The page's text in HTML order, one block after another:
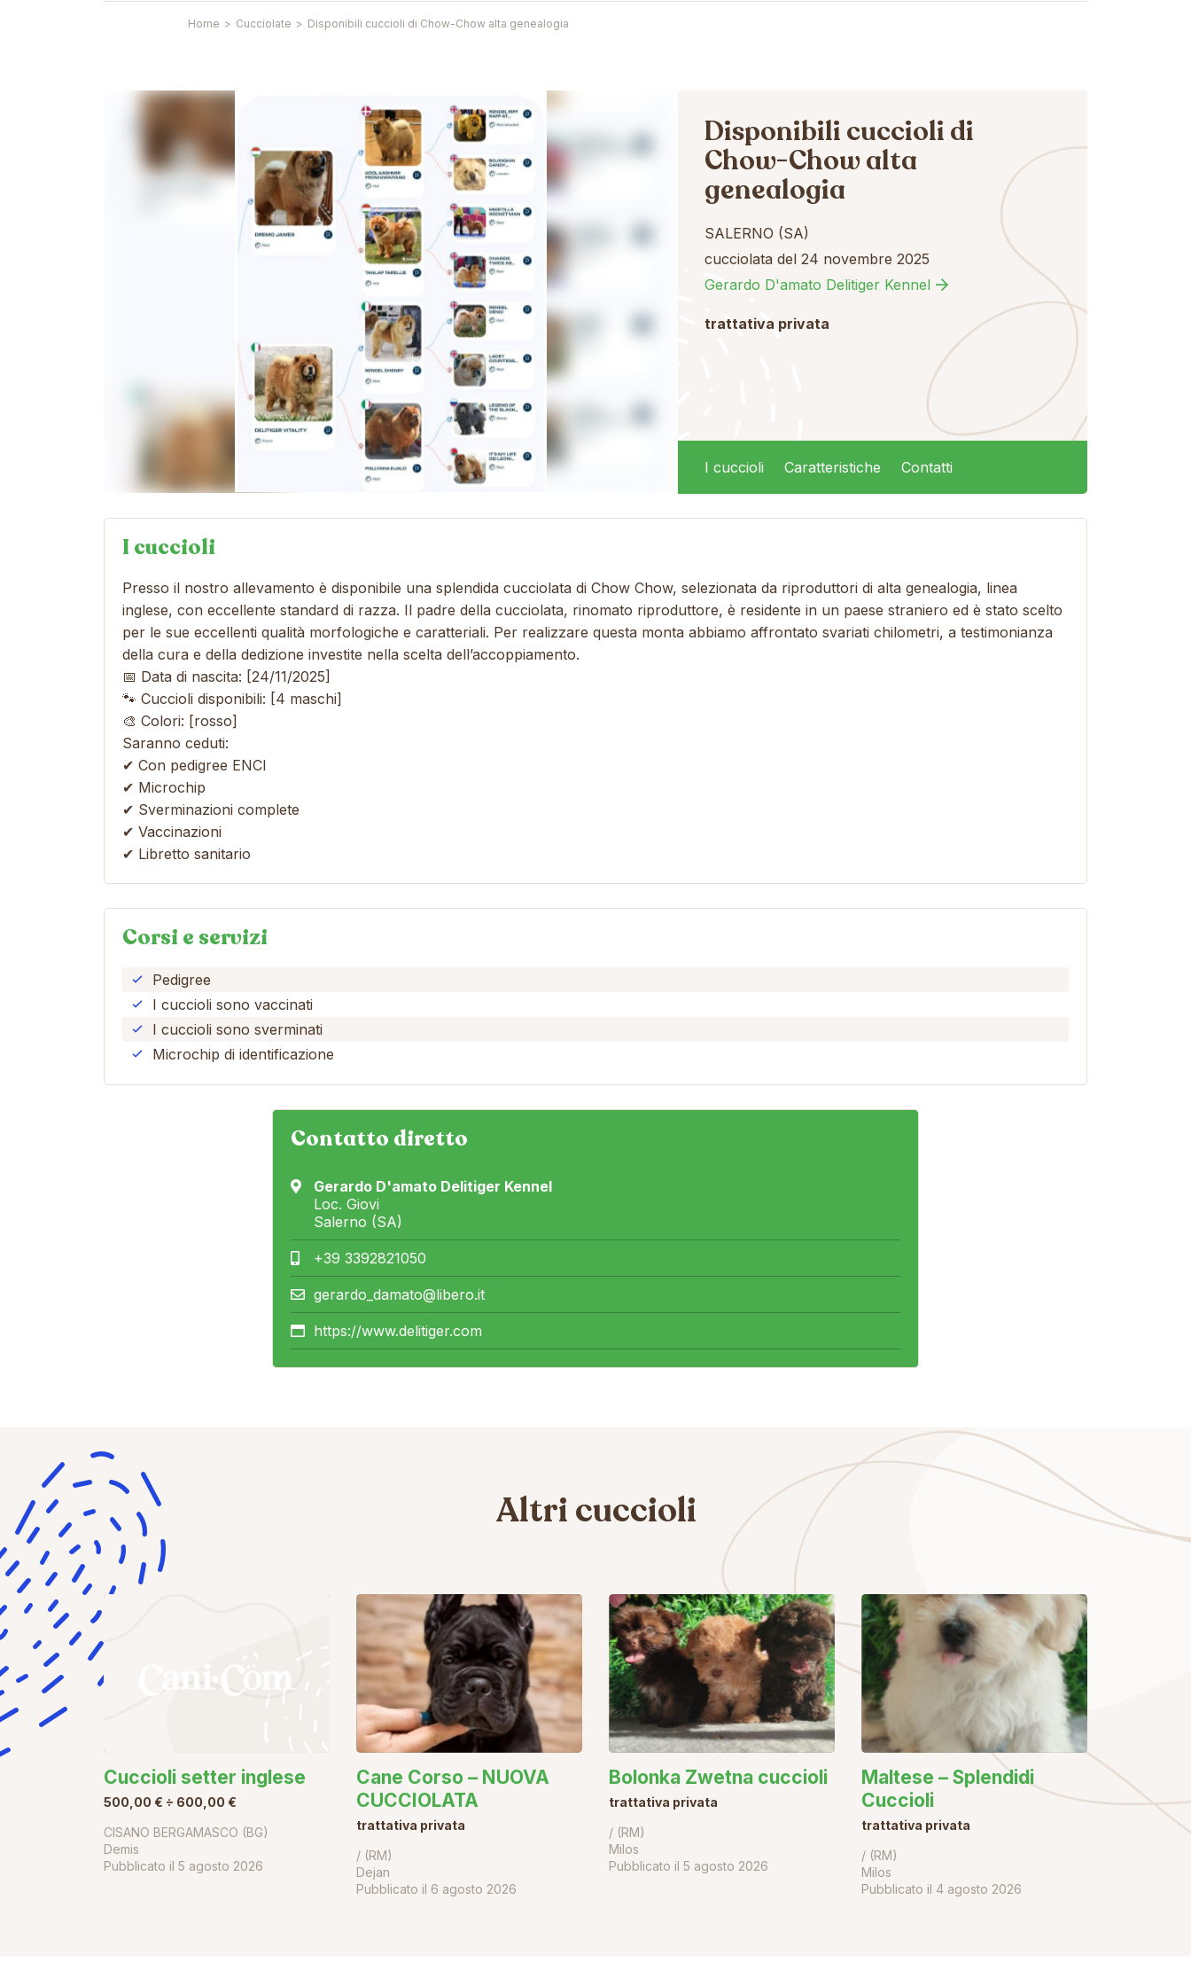
Home > Cucciolate > Disponibili cuccioli di Chow-Chow alta genealogia
Disponibili cuccioli di
Chow-Chow alta
genealogia
SALERNO (SA)
cucciolata del 24 novembre 2025
Gerardo D'amato Delitiger Kennel
trattativa privata
I cuccioli Caratteristiche Contatti
I cuccioli
Presso il nostro allevamento è disponibile una splendida cucciolata di Chow Chow, selezionata da riproduttori di alta genealogia, linea
inglese, con eccellente standard di razza. Il padre della cucciolata, rinomato riproduttore, è residente in un paese straniero ed è stato scelto
per le sue eccellenti qualità morfologiche e caratteriali. Per realizzare questa monta abbiamo affrontato svariati chilometri, a testimonianza
della cura e della dedizione investite nella scelta dell’accoppiamento.
📅 Data di nascita: [24/11/2025]
🐾 Cuccioli disponibili: [4 maschi]
🎨 Colori: [rosso]
Saranno ceduti:
✔ Con pedigree ENCI
✔ Microchip
✔ Sverminazioni complete
✔ Vaccinazioni
✔ Libretto sanitario
Corsi e servizi
Pedigree
I cuccioli sono vaccinati
I cuccioli sono sverminati
Microchip di identificazione
Contatto diretto
Gerardo D'amato Delitiger Kennel
Loc. Giovi
Salerno (SA)
+39 3392821050
gerardo_damato@libero.it
https://www.delitiger.com
Altri cuccioli
Cuccioli setter inglese
500,00 € ÷ 600,00 €
CISANO BERGAMASCO (BG)
Demis
Pubblicato il 5 agosto 2026
Cane Corso – NUOVA
CUCCIOLATA
trattativa privata
/ (RM)
Dejan
Pubblicato il 6 agosto 2026
Bolonka Zwetna cuccioli
trattativa privata
/ (RM)
Milos
Pubblicato il 5 agosto 2026
Maltese – Splendidi
Cuccioli
trattativa privata
/ (RM)
Milos
Pubblicato il 4 agosto 2026